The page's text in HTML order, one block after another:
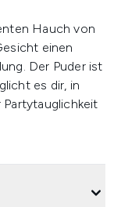
Hauch von
einen
Der Puder ist
es dir, in